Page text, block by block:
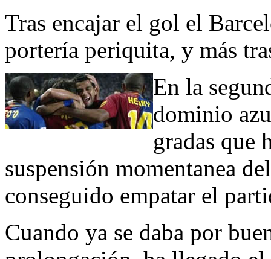
Tras encajar el gol el
portería periquita, y más
En la
dominio
gradas que
suspensión momentanea
conseguido empatar el
Cuando ya se daba por